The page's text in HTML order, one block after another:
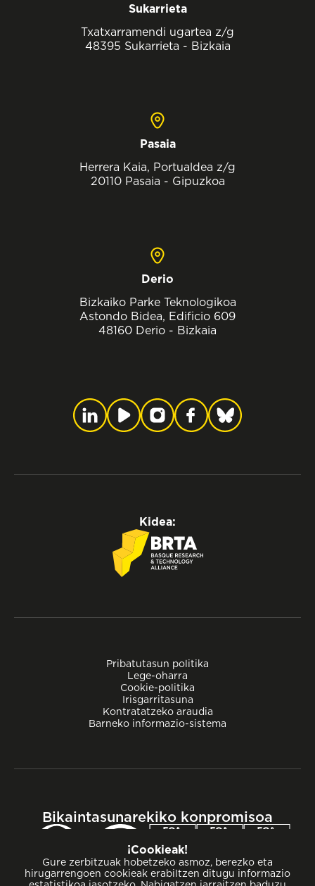
Sukarrieta
Txatxarramendi ugartea z/g
48395 Sukarrieta - Bizkaia
Pasaia
Herrera Kaia, Portualdea z/g
20110 Pasaia - Gipuzkoa
Derio
Bizkaiko Parke Teknologikoa
Astondo Bidea, Edificio 609
48160 Derio - Bizkaia
Pribatutasun politika
Lege-oharra
Cookie-politika
Irisgarritasuna
Kontratatzeko araudia
Barneko informazio-sistema
Kidea:
Bikaintasunarekiko konpromisoa
¡Cookieak!
Gure zerbitzuak hobetzeko asmoz, berezko eta
hirugarrengoen cookieak erabiltzen ditugu informazio